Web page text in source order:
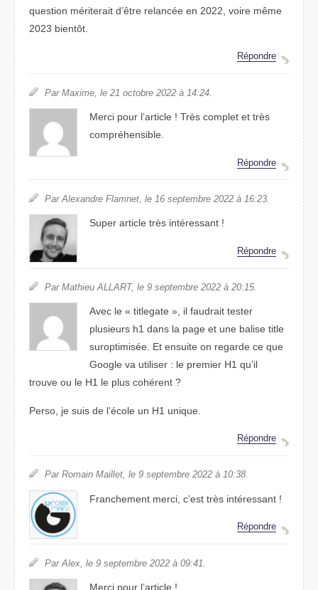
question mériterait d’être relancée en 2022, voire même
2023 bientôt.
Répondre
Par Maxime, le 21 octobre 2022 à 14:24.
Merci pour l’article ! Très complet et très
compréhensible.
Répondre
Par Alexandre Flamnet, le 16 septembre 2022 à 16:23.
Super article très intéressant !
Répondre
Par Mathieu ALLART, le 9 septembre 2022 à 20:15.
Avec le « titlegate », il faudrait tester
plusieurs h1 dans la page et une balise title
suroptimisée. Et ensuite on regarde ce que
Google va utiliser : le premier H1 qu’il
trouve ou le H1 le plus cohérent ?
Perso, je suis de l’école un H1 unique.
Répondre
Par Romain Maillet, le 9 septembre 2022 à 10:38.
Franchement merci, c’est très intéressant !
Répondre
Par Alex, le 9 septembre 2022 à 09:41.
Merci pour l’article !